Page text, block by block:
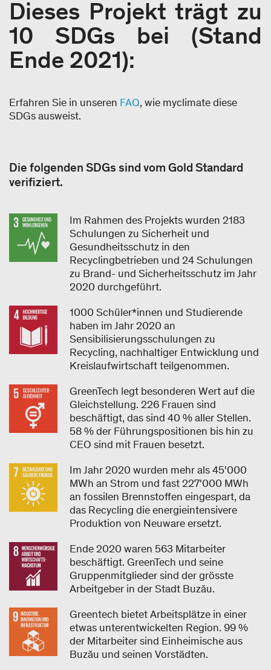
Dieses Projekt trägt zu
10 SDGs bei (Stand
Ende 2021):​
Erfahren Sie in unseren FAQ, wie myclimate diese
SDGs ausweist.
Die folgenden SDGs sind vom Gold Standard
verifiziert.
Im Rahmen des Projekts wurden 2183
Schulungen zu Sicherheit und
Gesundheitsschutz in den
Recyclingbetrieben und 24 Schulungen
zu Brand- und Sicherheitsschutz im Jahr
2020 durchgeführt.
1000 Schüler*innen und Studierende
haben im Jahr 2020 an
Sensibilisierungsschulungen zu
Recycling, nachhaltiger Entwicklung und
Kreislaufwirtschaft teilgenommen.
GreenTech legt besonderen Wert auf die
Gleichstellung. 226 Frauen sind
beschäftigt, das sind 40 % aller Stellen.
58 % der Führungspositionen bis hin zu
CEO sind mit Frauen besetzt.
Im Jahr 2020 wurden mehr als 45'000
MWh an Strom und fast 227'000 MWh
an fossilen Brennstoffen eingespart, da
das Recycling die energieintensivere
Produktion von Neuware ersetzt.
Ende 2020 waren 563 Mitarbeiter
beschäftigt. GreenTech und seine
Gruppenmitglieder sind der grösste
Arbeitgeber in der Stadt Buzău.
Greentech bietet Arbeitsplätze in einer
etwas unterentwickelten Region. 99 %
der Mitarbeiter sind Einheimische aus
Buzău und seinen Vorstädten.